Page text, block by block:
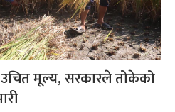
मूल्य, सरकारले तोकेको